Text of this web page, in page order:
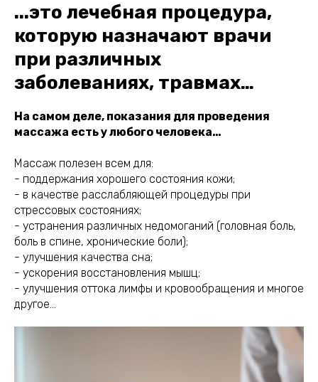
...это лечебная процедура,
которую назначают врачи
при различных
заболеваниях, травмах…
На самом деле, показания для проведения
массажа есть у любого человека…
Массаж полезен всем для:
- поддержания хорошего состояния кожи;
- в качестве расслабляющей процедуры при
стрессовых состояниях;
- устранения различных недомоганий (головная боль,
боль в спине, хронические боли);
- улучшения качества сна;
- ускорения восстановления мышц;
- улучшения оттока лимфы и кровообращения и многое
другое…